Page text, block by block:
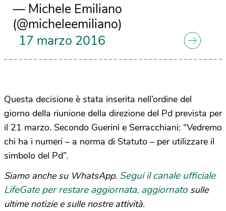
— Michele Emiliano
(@micheleemiliano)
17 marzo 2016
Questa decisione è stata inserita nell’ordine del
giorno della riunione della direzione del Pd prevista per
il 21 marzo. Secondo Guerini e Serracchiani: “Vedremo
chi ha i numeri – a norma di Statuto – per utilizzare il
simbolo del Pd”.
Siamo anche su WhatsApp. Segui il canale ufficiale
LifeGate per restare aggiornata, aggiornato sulle
ultime notizie e sulle nostre attività.